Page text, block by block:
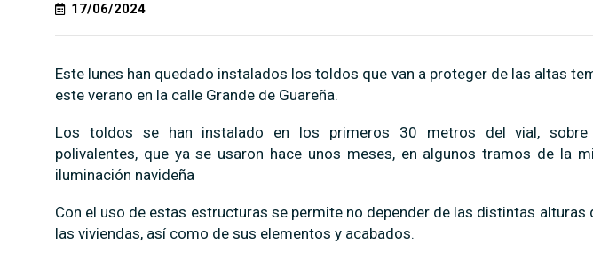
17/06/2024
Este lunes han quedado instalados los toldos que van a proteger de las altas
este verano en la calle Grande de Guareña.
Los toldos se han instalado en los primeros 30 metros del vial, sobre
polivalentes, que ya se usaron hace unos meses, en algunos tramos de la
iluminación navideña
Con el uso de estas estructuras se permite no depender de las distintas alturas
las viviendas, así como de sus elementos y acabados.